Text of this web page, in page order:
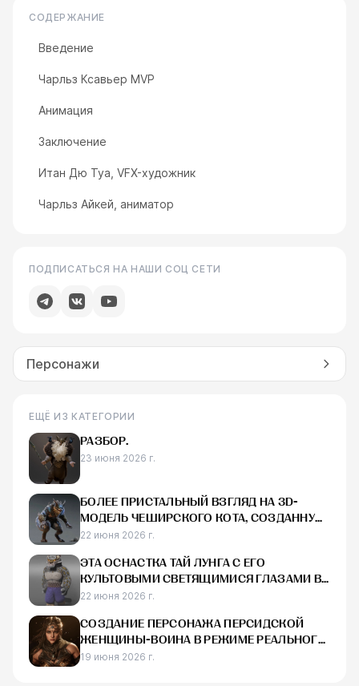
СОДЕРЖАНИЕ
Введение
Чарльз Ксавьер MVP
Анимация
Заключение
Итан Дю Туа, VFX-художник
Чарльз Айкей, аниматор
ПОДПИСАТЬСЯ НА НАШИ СОЦ СЕТИ
Персонажи
ЕЩЁ ИЗ КАТЕГОРИИ
РАЗБОР.
23 июня 2026 г.
БОЛЕЕ ПРИСТАЛЬНЫЙ ВЗГЛЯД НА 3D-
МОДЕЛЬ ЧЕШИРСКОГО КОТА, СОЗДАННУЮ
ДЛЯ RAID:
22 июня 2026 г.
ЭТА ОСНАСТКА ТАЙ ЛУНГА С ЕГО
КУЛЬТОВЫМИ СВЕТЯЩИМИСЯ ГЛАЗАМИ В
MAYA ВЫГЛЯДИТ ДЕЙСТВИТЕЛЬНО КРУТО
22 июня 2026 г.
СОЗДАНИЕ ПЕРСОНАЖА ПЕРСИДСКОЙ
ЖЕНЩИНЫ-ВОИНА В РЕЖИМЕ РЕАЛЬНОГО
ВРЕМЕНИ С ЭЛЕМЕНТАМИ СОВРЕМЕННОГО
19 июня 2026 г.